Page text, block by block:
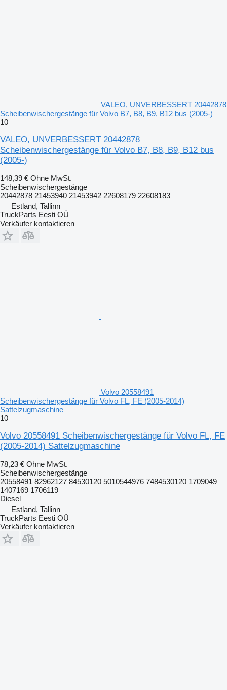
VALEO, UNVERBESSERT 20442878
Scheibenwischergestänge für Volvo B7, B8, B9, B12 bus (2005-)
10
VALEO, UNVERBESSERT 20442878
Scheibenwischergestänge für Volvo B7, B8, B9, B12 bus
(2005-)
148,39 € Ohne MwSt.
Scheibenwischergestänge
20442878 21453940 21453942 22608179 22608183
Estland, Tallinn
TruckParts Eesti OÜ
Verkäufer kontaktieren
Volvo 20558491
Scheibenwischergestänge für Volvo FL, FE (2005-2014)
Sattelzugmaschine
10
Volvo 20558491 Scheibenwischergestänge für Volvo FL, FE
(2005-2014) Sattelzugmaschine
78,23 € Ohne MwSt.
Scheibenwischergestänge
20558491 82962127 84530120 5010544976 7484530120 1709049
1407169 1706119
Diesel
Estland, Tallinn
TruckParts Eesti OÜ
Verkäufer kontaktieren